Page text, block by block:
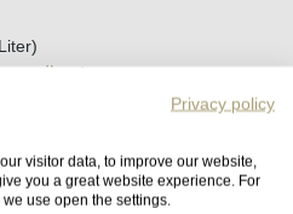
5 Tage
den gewünschten
Privacy policy
visitor data, to improve our website,
you a great website experience. For
use open the settings.